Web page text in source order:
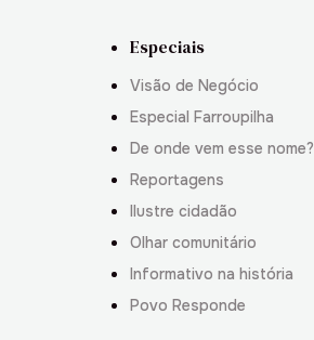
Especiais
Visão de Negócio
Especial Farroupilha
De onde vem esse nome?
Reportagens
Ilustre cidadão
Olhar comunitário
Informativo na história
Povo Responde